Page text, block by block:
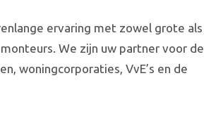
ervaring met zowel grote als
We zijn uw partner voor de
woningcorporaties, VvE’s en de